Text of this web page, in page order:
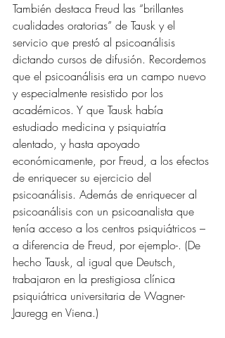
También destaca Freud las “brillantes
cualidades oratorias” de Tausk y el
servicio que prestó al psicoanálisis
dictando cursos de difusión. Recordemos
que el psicoanálisis era un campo nuevo
y especialmente resistido por los
académicos. Y que Tausk había
estudiado medicina y psiquiatría
alentado, y hasta apoyado
económicamente, por Freud, a los efectos
de enriquecer su ejercicio del
psicoanálisis. Además de enriquecer al
psicoanálisis con un psicoanalista que
tenía acceso a los centros psiquiátricos –
a diferencia de Freud, por ejemplo-. (De
hecho Tausk, al igual que Deutsch,
trabajaron en la prestigiosa clínica
psiquiátrica universitaria de Wagner-
Jauregg en Viena.)